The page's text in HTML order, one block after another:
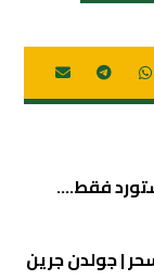
فقط….
| جولدن جرين